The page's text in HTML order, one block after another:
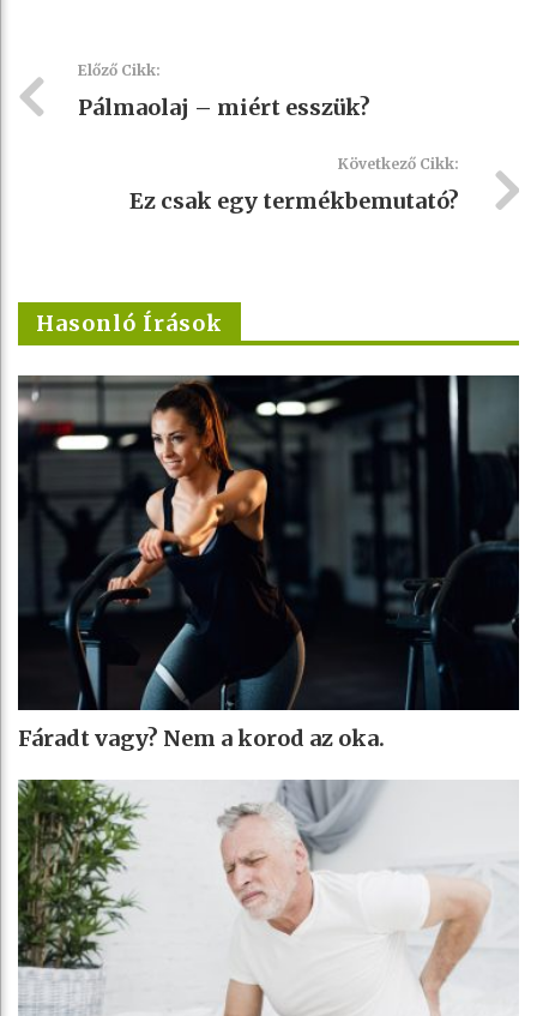
Előző Cikk:
Pálmaolaj – miért esszük?
Következő Cikk:
Ez csak egy termékbemutató?
Hasonló Írások
Fáradt vagy? Nem a korod az oka.